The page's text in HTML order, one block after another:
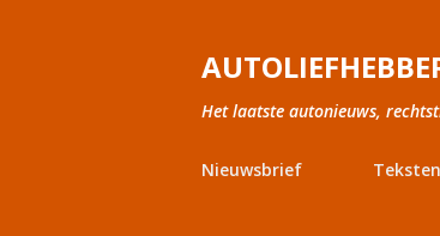
Het laatste autonieuws,
Nieuwsbrief